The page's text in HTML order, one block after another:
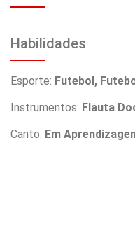
Habilidades
Esporte: Futebol,
Instrumentos: Flauta
Canto: Em